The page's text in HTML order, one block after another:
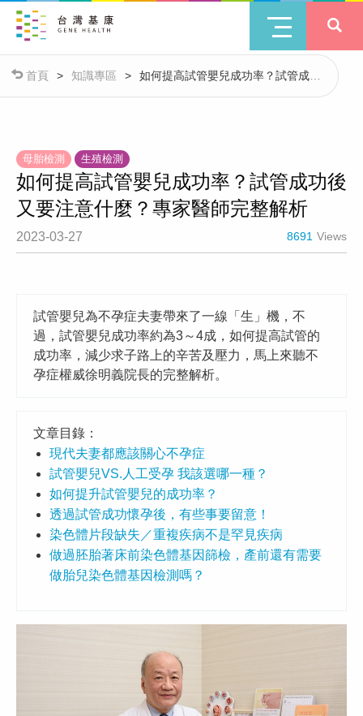
首頁 > 知識專區 >
如何提高試管嬰兒成功率？試管成功
母胎檢測 生殖檢測
如何提高試管嬰兒成功率？試管成功後
又要注意什麼？專家醫師完整解析
2023-03-27 8691 Views
試管嬰兒為不孕症夫妻帶來了一線「生」機，不
過，試管嬰兒成功率約為3～4成，如何提高試管的
成功率，減少求子路上的辛苦及壓力，馬上來聽不
孕症權威徐明義院長的完整解析。
文章目錄：
現代夫妻都應該關心不孕症
試管嬰兒VS.人工受孕 我該選哪一種？
如何提升試管嬰兒的成功率？
透過試管成功懷孕後，有些事要留意！
染色體片段缺失／重複疾病不是罕見疾病
做過胚胎著床前染色體基因篩檢，產前還有需要
做胎兒染色體基因檢測嗎？